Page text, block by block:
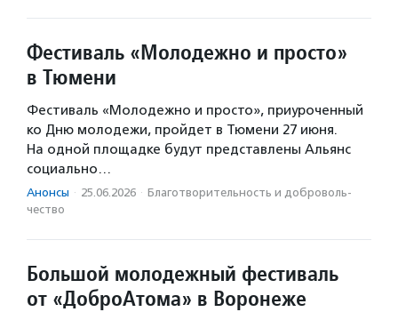
Фестиваль «Молодежно и просто»
в Тюмени
Фестиваль «Молодежно и просто», приуроченный
ко Дню молодежи, пройдет в Тюмени 27 июня.
На одной площадке будут представлены Альянс
социально…
Анонсы · 25.06.2026 · Благотвори­тель­ность и доброволь­
чест­во
Большой молодежный фестиваль
от «ДоброАтома» в Воронеже